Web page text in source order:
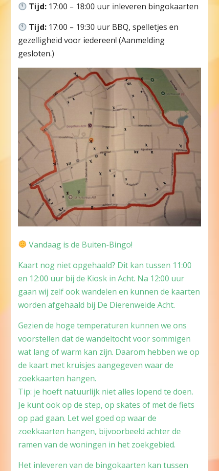
Tijd:17:00 – 18:00 uur inleveren bingokaarten
Tijd:17:00 – 19:30 uur BBQ, spelletjes en
gezelligheid voor iedereen! (Aanmelding
gesloten.)
Vandaag is de Buiten-Bingo!
Kaart nog niet opgehaald? Dit kan tussen 11:00
en 12:00 uur bij de Kiosk in Acht. Na 12:00 uur
gaan wij zelf ook wandelen en kunnen de kaarten
worden afgehaald bij De Dierenweide Acht.
Gezien de hoge temperaturen kunnen we ons
voorstellen dat de wandeltocht voor sommigen
wat lang of warm kan zijn. Daarom hebben we op
de kaart met kruisjes aangegeven waar de
zoekkaarten hangen.
Tip: je hoeft natuurlijk niet alles lopend te doen.
Je kunt ook op de step, op skates of met de fiets
op pad gaan. Let wel goed op waar de
zoekkaarten hangen, bijvoorbeeld achter de
ramen van de woningen in het zoekgebied.
Het inleveren van de bingokaarten kan tussen